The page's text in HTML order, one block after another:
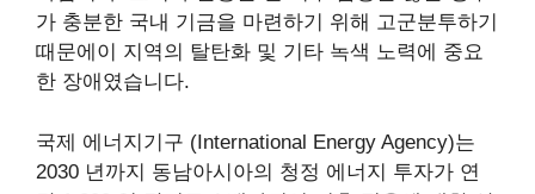
가 충분한 국내 기금을 마련하기 위해 고군분투하기
때문에이 지역의 탈탄화 및 기타 녹색 노력에 중요
한 장애였습니다.
국제 에너지기구 (International Energy Agency)는
2030 년까지 동남아시아의 청정 에너지 투자가 연